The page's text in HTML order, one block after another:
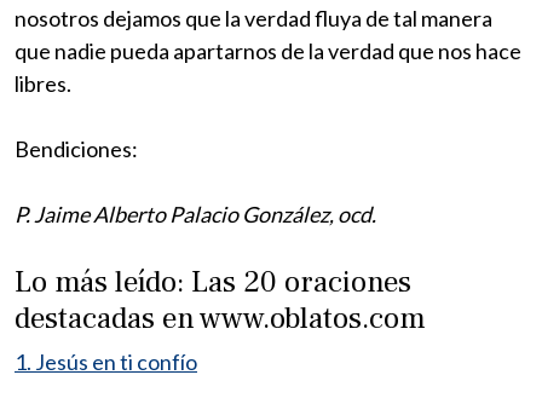
nosotros dejamos que la verdad fluya de tal manera
que nadie pueda apartarnos de la verdad que nos hace
libres.
Bendiciones:
P. Jaime Alberto Palacio González, ocd.
Lo más leído: Las 20 oraciones
destacadas en www.oblatos.com
1. Jesús en ti confío